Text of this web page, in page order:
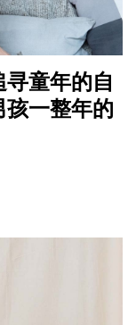
童年的自
孩一整年的